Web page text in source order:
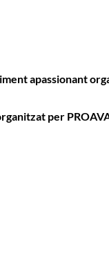
apassionant
per